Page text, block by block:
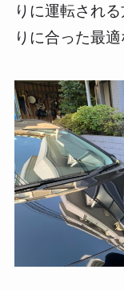
りに運転され
りに合った最